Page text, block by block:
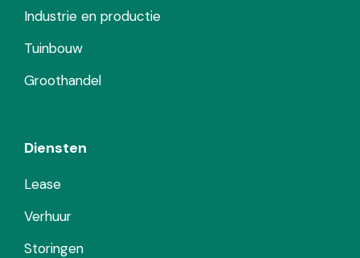
Industrie en productie
Tuinbouw
Groothandel
Diensten
Lease
Verhuur
Storingen